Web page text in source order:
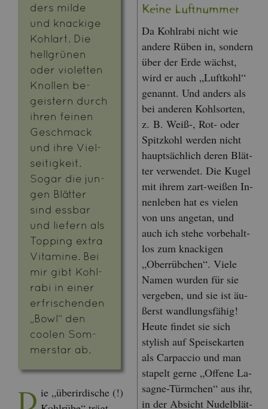
ders milde
und kna­cki­ge
Kohl­art. Die
hell­grü­nen
oder vio­let­ten
Knol­len be­
geis­tern durch
ihren fei­nen
Ge­schmack
und ihre Viel­
sei­tig­keit.
Sogar die jun­
gen Blät­ter
sind ess­bar
und lie­fern als
Top­ping extra
Vit­ami­ne. Bei
mir gibt Kohl­
ra­bi in einer
er­fri­schen­den
„Bowl“ den
coo­len Som­
mer­star ab.
D ie „über­ir­di­sche (!)
Keine Luft­num­mer
Da Kohl­ra­bi nicht wie
an­de­re Rüben in, son­dern
über der Erde wächst,
wird er auch „Luft­kohl“
ge­nannt. Und an­ders als
bei an­de­ren Kohl­sor­ten,
z. B. Weiß-, Rot- oder
Spitz­kohl wer­den nicht
haupt­säch­lich deren Blät­
ter ver­wen­det. Die Kugel
mit ihrem zart-wei­ßen In­
nen­le­ben hat es vie­len
von uns an­ge­tan, und
auch ich stehe vor­be­halt­
los zum kna­cki­gen
„Ober­rüb­chen“. Viele
Namen wur­den für sie
ver­ge­ben, und sie ist äu­
ßerst wand­lungs­fä­hig!
Heute fin­det sie sich
stylish auf Spei­se­kar­ten
als Car­pac­cio und man
sta­pelt gerne „Of­fe­ne La­
sa­gne-Türm­chen“ aus ihr,
in der Ab­sicht Nu­del­blät­